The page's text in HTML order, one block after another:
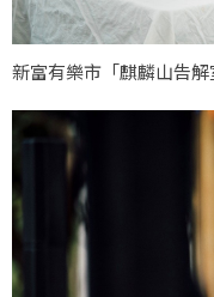
新富有樂市「麒麟山告